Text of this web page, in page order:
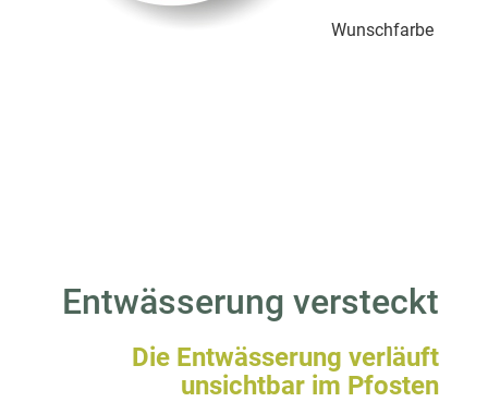
Wunschfarbe
Entwässerung versteckt
Die Entwässerung verläuft
unsichtbar im Pfosten